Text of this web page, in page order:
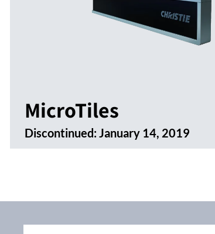
MicroTiles
Discontinued:January 14, 2019